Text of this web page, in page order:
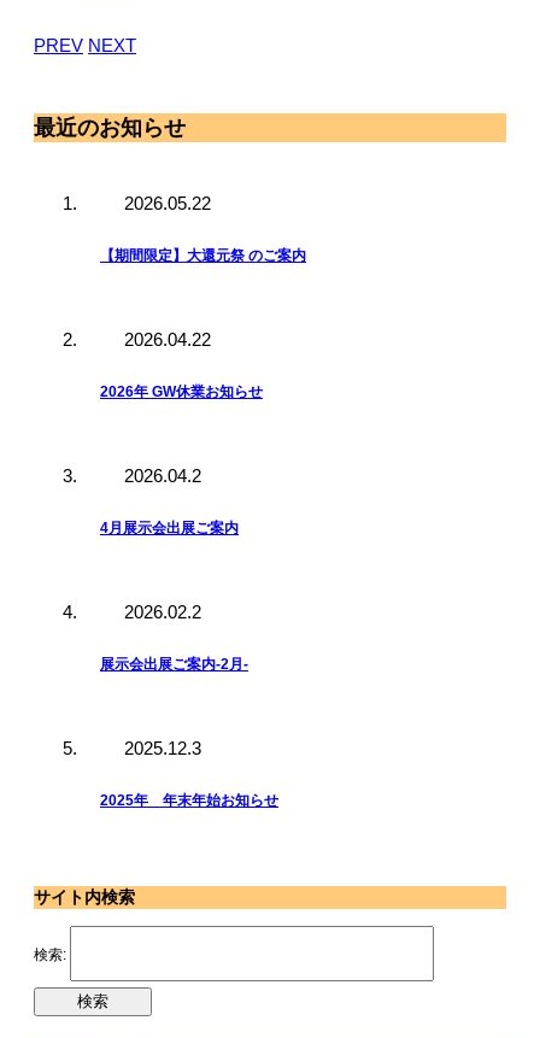
PREV NEXT
最近のお知らせ
2026.05.22
【期間限定】大還元祭 のご案内
2026.04.22
2026年 GW休業お知らせ
2026.04.2
4月展示会出展ご案内
2026.02.2
展示会出展ご案内-2月-
2025.12.3
2025年 年末年始お知らせ
サイト内検索
検索: